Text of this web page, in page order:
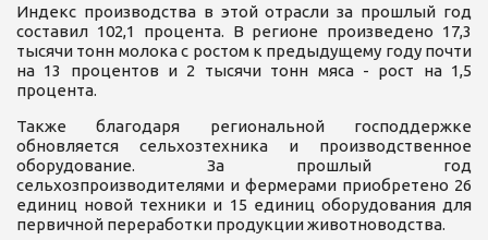
Индекс производства в этой отрасли за прошлый год
составил 102,1 процента. В регионе произведено 17,3
тысячи тонн молока с ростом к предыдущему году почти
на 13 процентов и 2 тысячи тонн мяса - рост на 1,5
процента.
Также благодаря региональной господдержке
обновляется сельхозтехника и производственное
оборудование. За прошлый год
сельхозпроизводителями и фермерами приобретено 26
единиц новой техники и 15 единиц оборудования для
первичной переработки продукции животноводства.